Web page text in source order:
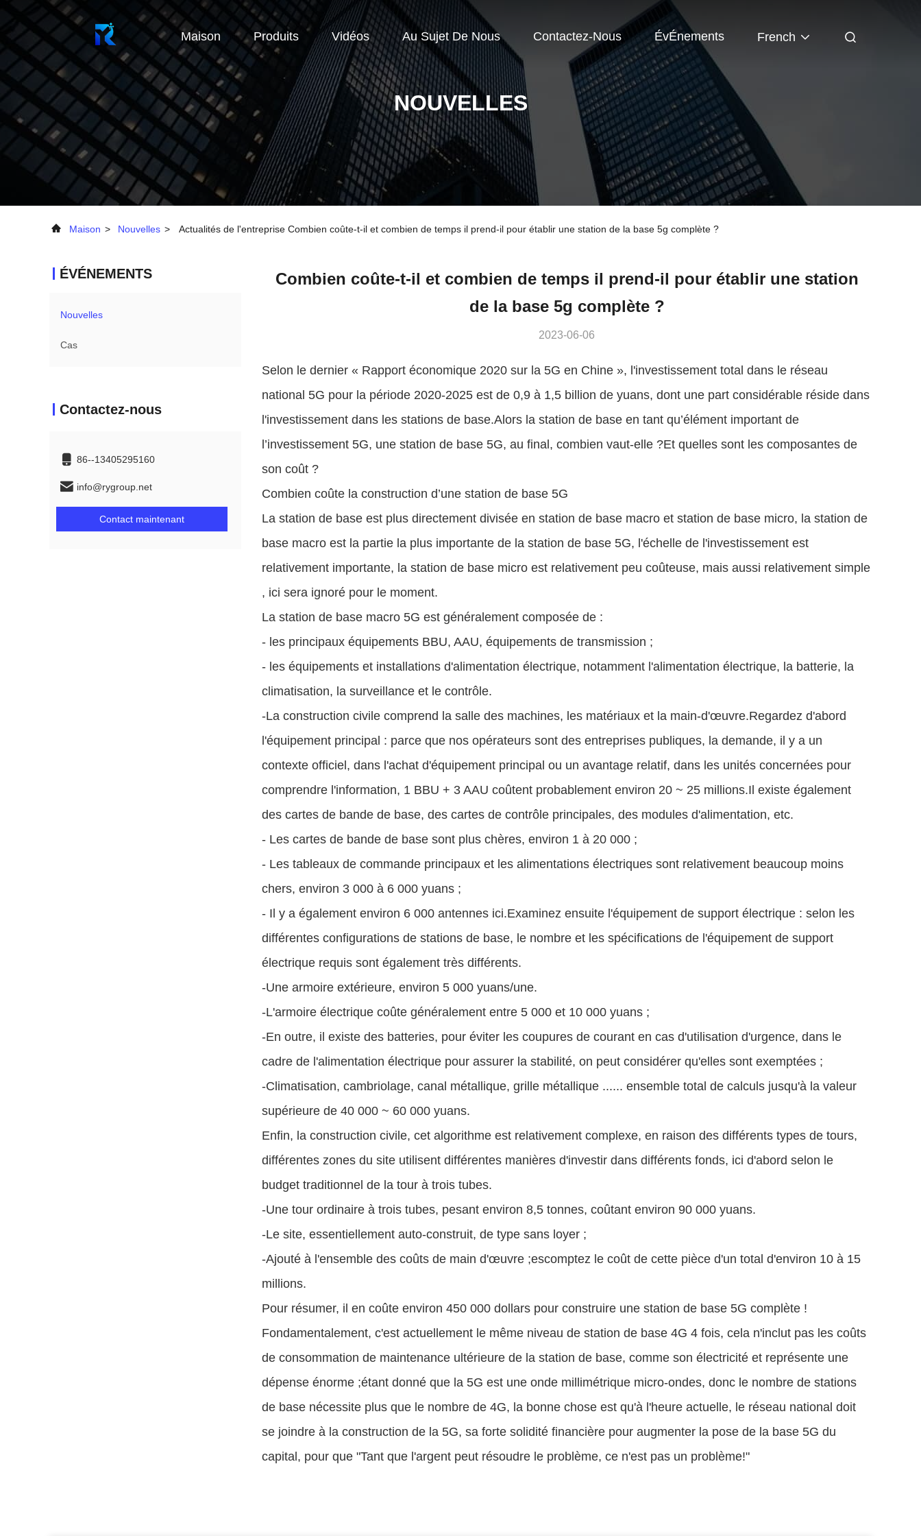
Maison Produits Vidéos Au Sujet De Nous Contactez-Nous ÉvÉnements French
NOUVELLES
Maison > Nouvelles > Actualités de l'entreprise Combien coûte-t-il et combien de temps il prend-il pour établir une station de la base 5g complète ?
ÉVÉNEMENTS
Nouvelles
Cas
Contactez-nous
86--13405295160
info@rygroup.net
Contact maintenant
Combien coûte-t-il et combien de temps il prend-il pour établir une station
de la base 5g complète ?
2023-06-06
Selon le dernier « Rapport économique 2020 sur la 5G en Chine », l'investissement total dans le réseau
national 5G pour la période 2020-2025 est de 0,9 à 1,5 billion de yuans, dont une part considérable réside dans
l'investissement dans les stations de base.Alors la station de base en tant qu’élément important de
l’investissement 5G, une station de base 5G, au final, combien vaut-elle ?Et quelles sont les composantes de
son coût ?
Combien coûte la construction d’une station de base 5G
La station de base est plus directement divisée en station de base macro et station de base micro, la station de
base macro est la partie la plus importante de la station de base 5G, l'échelle de l'investissement est
relativement importante, la station de base micro est relativement peu coûteuse, mais aussi relativement simple
, ici sera ignoré pour le moment.
La station de base macro 5G est généralement composée de :
- les principaux équipements BBU, AAU, équipements de transmission ;
- les équipements et installations d'alimentation électrique, notamment l'alimentation électrique, la batterie, la
climatisation, la surveillance et le contrôle.
-La construction civile comprend la salle des machines, les matériaux et la main-d'œuvre.Regardez d'abord
l'équipement principal : parce que nos opérateurs sont des entreprises publiques, la demande, il y a un
contexte officiel, dans l'achat d'équipement principal ou un avantage relatif, dans les unités concernées pour
comprendre l'information, 1 BBU + 3 AAU coûtent probablement environ 20 ~ 25 millions.Il existe également
des cartes de bande de base, des cartes de contrôle principales, des modules d'alimentation, etc.
- Les cartes de bande de base sont plus chères, environ 1 à 20 000 ;
- Les tableaux de commande principaux et les alimentations électriques sont relativement beaucoup moins
chers, environ 3 000 à 6 000 yuans ;
- Il y a également environ 6 000 antennes ici.Examinez ensuite l'équipement de support électrique : selon les
différentes configurations de stations de base, le nombre et les spécifications de l'équipement de support
électrique requis sont également très différents.
-Une armoire extérieure, environ 5 000 yuans/une.
-L'armoire électrique coûte généralement entre 5 000 et 10 000 yuans ;
-En outre, il existe des batteries, pour éviter les coupures de courant en cas d'utilisation d'urgence, dans le
cadre de l'alimentation électrique pour assurer la stabilité, on peut considérer qu'elles sont exemptées ;
-Climatisation, cambriolage, canal métallique, grille métallique ...... ensemble total de calculs jusqu'à la valeur
supérieure de 40 000 ~ 60 000 yuans.
Enfin, la construction civile, cet algorithme est relativement complexe, en raison des différents types de tours,
différentes zones du site utilisent différentes manières d'investir dans différents fonds, ici d'abord selon le
budget traditionnel de la tour à trois tubes.
-Une tour ordinaire à trois tubes, pesant environ 8,5 tonnes, coûtant environ 90 000 yuans.
-Le site, essentiellement auto-construit, de type sans loyer ;
-Ajouté à l'ensemble des coûts de main d'œuvre ;escomptez le coût de cette pièce d'un total d'environ 10 à 15
millions.
Pour résumer, il en coûte environ 450 000 dollars pour construire une station de base 5G complète !
Fondamentalement, c'est actuellement le même niveau de station de base 4G 4 fois, cela n'inclut pas les coûts
de consommation de maintenance ultérieure de la station de base, comme son électricité et représente une
dépense énorme ;étant donné que la 5G est une onde millimétrique micro-ondes, donc le nombre de stations
de base nécessite plus que le nombre de 4G, la bonne chose est qu'à l'heure actuelle, le réseau national doit
se joindre à la construction de la 5G, sa forte solidité financière pour augmenter la pose de la base 5G du
capital, pour que "Tant que l'argent peut résoudre le problème, ce n'est pas un problème!"